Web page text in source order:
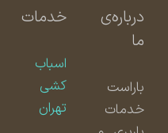
درباره‌ی
باراست
خدمات
خدمات
اسباب
کشی
تهران